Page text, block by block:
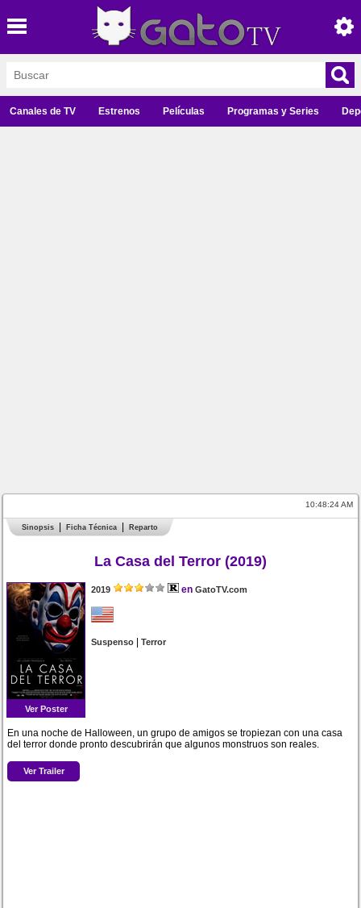
Canales de TV Estrenos Películas Programas y Series
10:48:24 AM
Sinopsis Ficha Técnica Reparto
La Casa del Terror (2019)
Ver Poster
2019 en GatoTV.com
Suspenso |Terror
En una noche de Halloween, un grupo de amigos se tropiezan con una casa
del terror donde pronto descubrirán que algunos monstruos son reales.
Ver Trailer